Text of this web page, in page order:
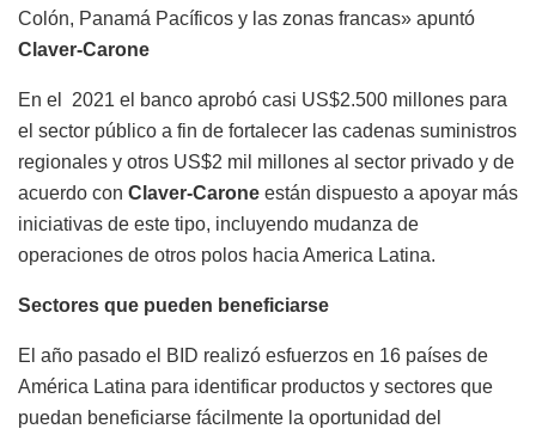
Colón, Panamá Pacíficos y las zonas francas» apuntó
Claver-Carone
En el 2021 el banco aprobó casi US$2.500 millones para
el sector público a fin de fortalecer las cadenas suministros
regionales y otros US$2 mil millones al sector privado y de
acuerdo con Claver-Carone están dispuesto a apoyar más
iniciativas de este tipo, incluyendo mudanza de
operaciones de otros polos hacia America Latina.
Sectores que pueden beneficiarse
El año pasado el BID realizó esfuerzos en 16 países de
América Latina para identificar productos y sectores que
puedan beneficiarse fácilmente la oportunidad del